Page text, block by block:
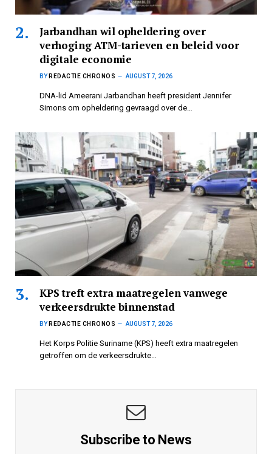
Jarbandhan wil opheldering over
verhoging ATM-tarieven en beleid voor
digitale economie
BY REDACTIE CHRONOS AUGUST 7, 2026
DNA-lid Ameerani Jarbandhan heeft president Jennifer
Simons om opheldering gevraagd over de…
KPS treft extra maatregelen vanwege
verkeersdrukte binnenstad
BY REDACTIE CHRONOS AUGUST 7, 2026
Het Korps Politie Suriname (KPS) heeft extra maatregelen
getroffen om de verkeersdrukte…
Subscribe to News